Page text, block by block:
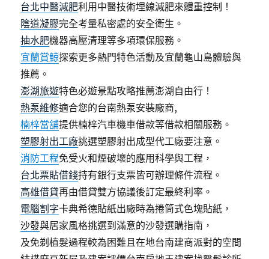
台北中醫減肥利用中醫技術埋線減肥來體重控制！
陰道凝膠完全考量私密處的安全衛生。
抽水肥機器高壓清理等多項環保服務。
宜蘭賞鯨探索更多熱門特色活動及宜蘭龜山島體驗與
推薦。
澎湖旅遊特色必遊景點攻略推薦澎湖自由行！
熱泵維修適合您的台南熱泵安裝廠商,
楠梓當舖提供楠梓汽車機車借款等借款相關服務。
塑膠射出工廠挑選塑膠射出成型代工廠要注意。
消防工程免受火和煙破壞的應用科學與工程，
台北票貼借錢持有銀行支票皆可辦理條件流程。
高雄借貸再由借貸雙方協議後訂定最終利率。
電腦割字卡典希德貼紙出廠時為捲筒式色塊貼紙，
沙發與居家風格挑選到滿意的沙發選購指南，
及免剃植髮過程較為困難且在地台南建商派對的空間